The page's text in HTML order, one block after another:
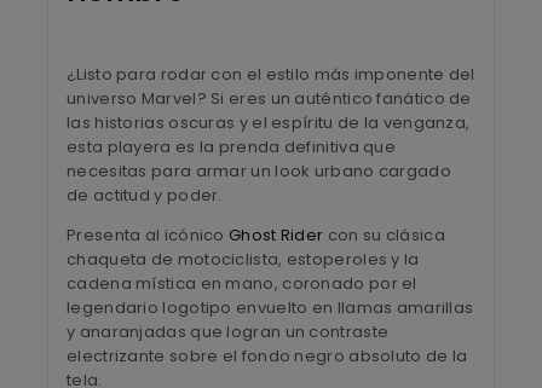
¿Listo para rodar con el estilo más imponente del
universo Marvel? Si eres un auténtico fanático de
las historias oscuras y el espíritu de la venganza,
esta playera es la prenda definitiva que
necesitas para armar un look urbano cargado
de actitud y poder.
Presenta al icónico Ghost Rider con su clásica
chaqueta de motociclista, estoperoles y la
cadena mística en mano, coronado por el
legendario logotipo envuelto en llamas amarillas
y anaranjadas que logran un contraste
electrizante sobre el fondo negro absoluto de la
tela.